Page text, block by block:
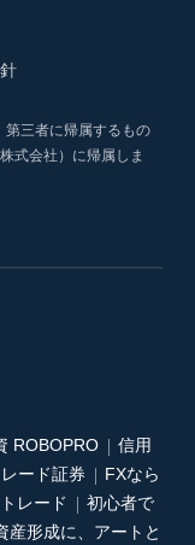
三者に帰属するもの
式会社）に帰属しま
ROBOPRO
信用
ード証券
FXなら
レード
初心者で
産形成に、アートと